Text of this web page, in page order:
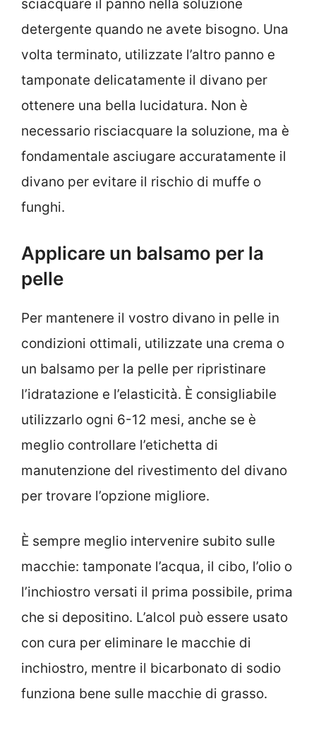
sciacquare il panno nella soluzione
detergente quando ne avete bisogno. Una
volta terminato, utilizzate l’altro panno e
tamponate delicatamente il divano per
ottenere una bella lucidatura. Non è
necessario risciacquare la soluzione, ma è
fondamentale asciugare accuratamente il
divano per evitare il rischio di muffe o
funghi.
Applicare un balsamo per la
pelle
Per mantenere il vostro divano in pelle in
condizioni ottimali, utilizzate una crema o
un balsamo per la pelle per ripristinare
l’idratazione e l’elasticità. È consigliabile
utilizzarlo ogni 6-12 mesi, anche se è
meglio controllare l’etichetta di
manutenzione del rivestimento del divano
per trovare l’opzione migliore.
È sempre meglio intervenire subito sulle
macchie: tamponate l’acqua, il cibo, l’olio o
l’inchiostro versati il prima possibile, prima
che si depositino. L’alcol può essere usato
con cura per eliminare le macchie di
inchiostro, mentre il bicarbonato di sodio
funziona bene sulle macchie di grasso.